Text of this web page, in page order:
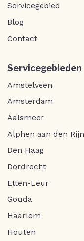
Servicegebied
Blog
Contact
Servicegebieden
Amstelveen
Amsterdam
Aalsmeer
Alphen aan den Rijn
Den Haag
Dordrecht
Etten-Leur
Gouda
Haarlem
Houten